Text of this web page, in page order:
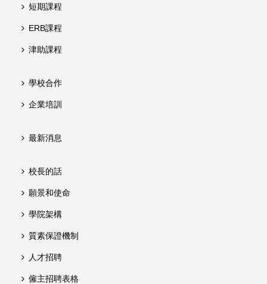
短期課程
ERB課程
津助課程
學校合作
企業培訓
最新消息
校長的話
願景和使命
學院架構
質素保證機制
人才招聘
僱主招聘表格